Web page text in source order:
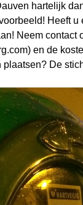
hartelijk
Heeft
Neem contact
en de
De